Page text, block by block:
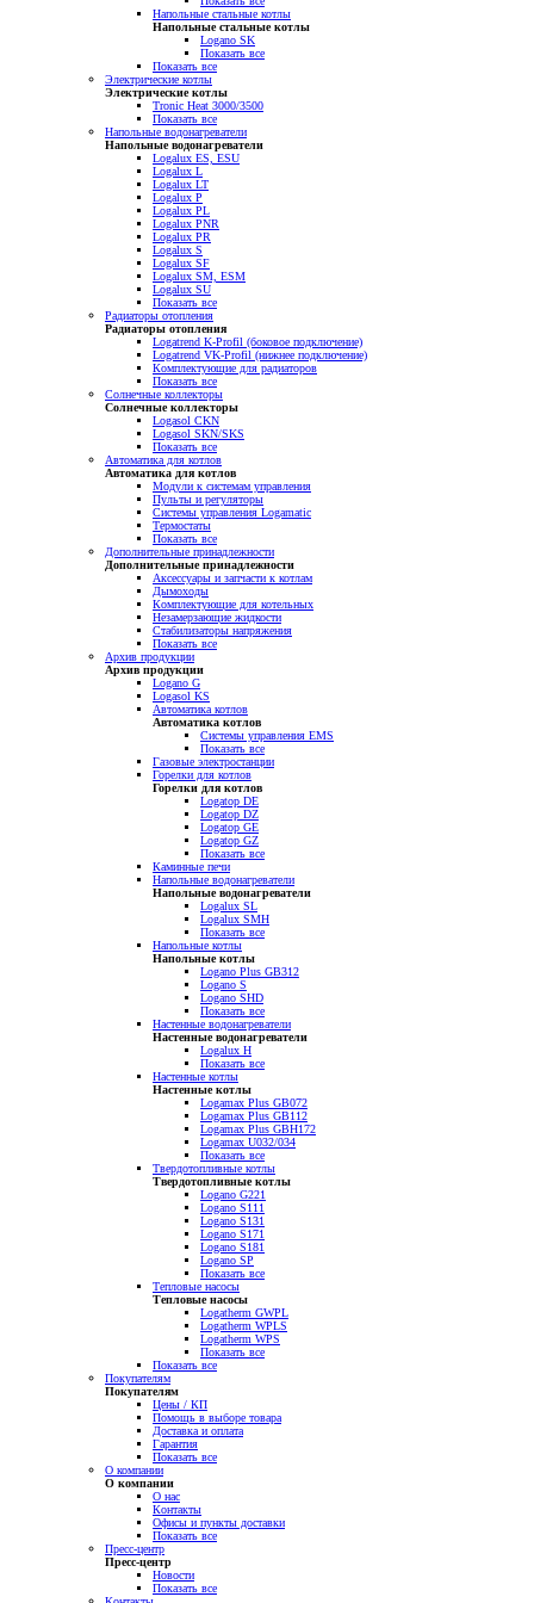
Напольные стальные котлы
Напольные стальные котлы
Logano SK
Показать все
Показать все
Электрические котлы
Электрические котлы
Tronic Heat 3000/3500
Показать все
Напольные водонагреватели
Напольные водонагреватели
Logalux ES, ESU
Logalux L
Logalux LT
Logalux P
Logalux PL
Logalux PNR
Logalux PR
Logalux S
Logalux SF
Logalux SM, ESM
Logalux SU
Показать все
Радиаторы отопления
Радиаторы отопления
Logatrend K-Profil (боковое подключение)
Logatrend VK-Profil (нижнее подключение)
Комплектующие для радиаторов
Показать все
Солнечные коллекторы
Солнечные коллекторы
Logasol CKN
Logasol SKN/SKS
Показать все
Автоматика для котлов
Автоматика для котлов
Модули к системам управления
Пульты и регуляторы
Системы управления Logamatic
Термостаты
Показать все
Дополнительные принадлежности
Дополнительные принадлежности
Аксессуары и запчасти к котлам
Дымоходы
Комплектующие для котельных
Незамерзающие жидкости
Стабилизаторы напряжения
Показать все
Архив продукции
Архив продукции
Logano G
Logasol KS
Автоматика котлов
Автоматика котлов
Системы управления EMS
Показать все
Газовые электростанции
Горелки для котлов
Горелки для котлов
Logatop DE
Logatop DZ
Logatop GE
Logatop GZ
Показать все
Каминные печи
Напольные водонагреватели
Напольные водонагреватели
Logalux SL
Logalux SMH
Показать все
Напольные котлы
Напольные котлы
Logano Plus GB312
Logano S
Logano SHD
Показать все
Настенные водонагреватели
Настенные водонагреватели
Logalux H
Показать все
Настенные котлы
Настенные котлы
Logamax Plus GB072
Logamax Plus GB112
Logamax Plus GBH172
Logamax U032/034
Показать все
Твердотопливные котлы
Твердотопливные котлы
Logano G221
Logano S111
Logano S131
Logano S171
Logano S181
Logano SP
Показать все
Тепловые насосы
Тепловые насосы
Logatherm GWPL
Logatherm WPLS
Logatherm WPS
Показать все
Показать все
Покупателям
Покупателям
Цены / КП
Помощь в выборе товара
Доставка и оплата
Гарантия
Показать все
О компании
О компании
О нас
Контакты
Офисы и пункты доставки
Показать все
Пресс-центр
Пресс-центр
Новости
Показать все